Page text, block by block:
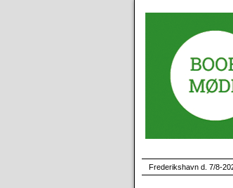
Frederikshavn d. 7/8-